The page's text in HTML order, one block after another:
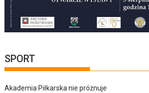
SPORT
Akademia Piłkarska nie próżnuje